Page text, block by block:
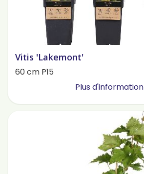
Vitis 'Lakemont'
60 cm P15
Plus d'information